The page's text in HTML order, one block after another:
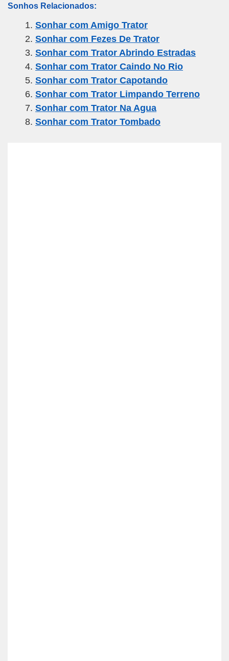
ail c
e
b
o
o
k
tt
er
e
gr
a
m
s
A
p
p
e
Sonhos Relacionados:
Sonhar com Amigo Trator
Sonhar com Fezes De Trator
Sonhar com Trator Abrindo Estradas
Sonhar com Trator Caindo No Rio
Sonhar com Trator Capotando
Sonhar com Trator Limpando Terreno
Sonhar com Trator Na Agua
Sonhar com Trator Tombado